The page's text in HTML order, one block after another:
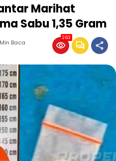
Marihat
Sabu 1,35 Gram
Min Baca
263